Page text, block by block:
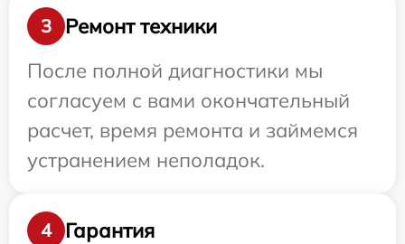
3
Ремонт техники
После полной диагностики мы
согласуем с вами окончательный
расчет, время ремонта и займемся
устранением неполадок.
4
Гарантия